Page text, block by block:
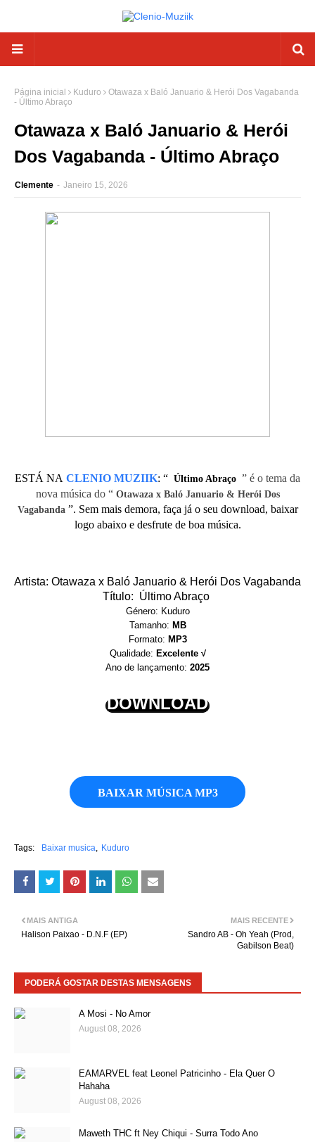
Página inicial Kuduro
Otawaza x Baló Januario & Herói Dos Vagabanda
- Último Abraço
Otawaza x Baló Januario & Herói
Dos Vagabanda - Último Abraço
Clemente - Janeiro 15, 2026
ESTÁ NA CLENIO MUZIIK: “ Último Abraço ” é o tema da
nova música do “ Otawaza x Baló Januario & Herói Dos
Vagabanda ”. Sem mais demora, faça já o seu download, baixar
logo abaixo e desfrute de boa música.
Artista: Otawaza x Baló Januario & Herói Dos Vagabanda
Título: Último Abraço
Género: Kuduro
Tamanho: MB
Formato: MP3
Qualidade: Excelente √
Ano de lançamento: 2025
DOWNLOAD
BAIXAR MÚSICA MP3
Tags: Baixar musica Kuduro
MAIS RECENTE
Sandro AB - Oh Yeah (Prod,
Gabilson Beat)
MAIS ANTIGA
Halison Paixao - D.N.F (EP)
PODERÁ GOSTAR DESTAS MENSAGENS
A Mosi - No Amor
August 08, 2026
EAMARVEL feat Leonel Patricinho - Ela Quer O
Hahaha
August 08, 2026
Maweth THC ft Ney Chiqui - Surra Todo Ano